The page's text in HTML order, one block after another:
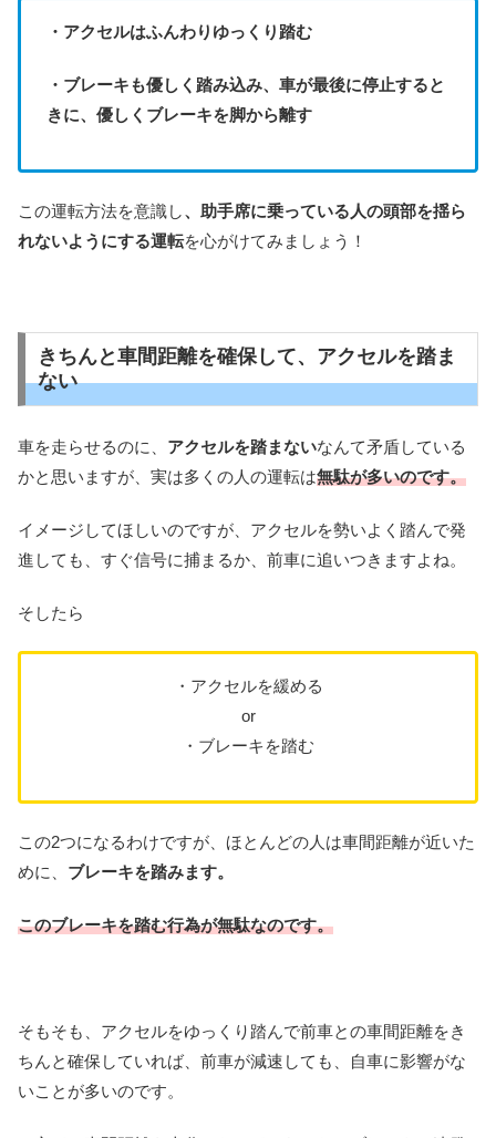
・アクセルはふんわりゆっくり踏む
・ブレーキも優しく踏み込み、車が最後に停止すると
きに、優しくブレーキを脚から離す
この運転方法を意識し、助手席に乗っている人の頭部を揺ら
れないようにする運転を心がけてみましょう！
きちんと車間距離を確保して、アクセルを踏ま
ない
車を走らせるのに、 アクセルを踏まないなんて矛盾している
かと思いますが、実は多くの人の運転は無駄が多いのです。
イメージしてほしいのですが、アクセルを勢いよく踏んで発
進しても、すぐ信号に捕まるか、前車に追いつきますよね。
そしたら
・アクセルを緩める
or
・ブレーキを踏む
この2つになるわけですが、ほとんどの人は車間距離が近いた
めに、 ブレーキを踏みます。
このブレーキを踏む行為が無駄なのです。
そもそも、アクセルをゆっくり踏んで前車との車間距離をき
ちんと確保していれば、前車が減速しても、自車に影響がな
いことが多いのです。